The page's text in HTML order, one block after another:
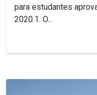
para estudantes
2020.1. O...